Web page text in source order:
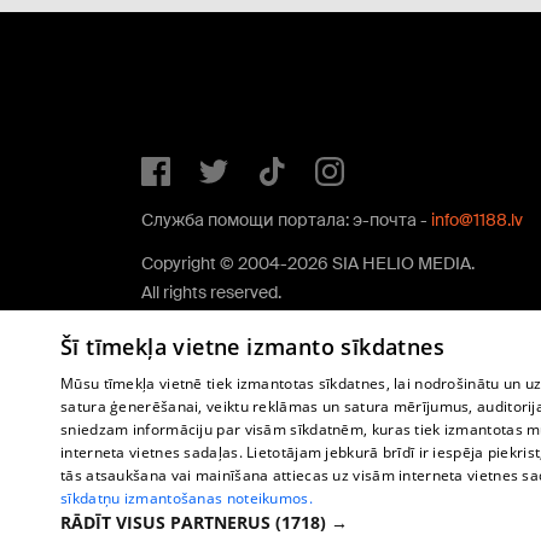
Служба помощи портала: э-почта - info@1188.lv
Copyright © 2004-2026 SIA HELIO MEDIA.
All rights reserved.
Šī tīmekļa vietne izmanto sīkdatnes
Mūsu tīmekļa vietnē tiek izmantotas sīkdatnes, lai nodrošinātu un
satura ģenerēšanai, veiktu reklāmas un satura mērījumus,
sniedzam informāciju par visām sīkdatnēm, kuras tiek izmantotas
interneta vietnes sadaļas. Lietotājam jebkurā brīdī ir iespēja
tās atsaukšana vai mainīšana attiecas uz visām interneta vietnes
sīkdatņu izmantošanas noteikumos.
RĀDĪT VISUS PARTNERUS (1718) →